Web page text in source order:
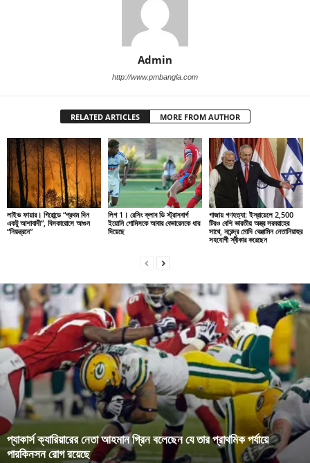
Admin
http://www.pmbangla.com
RELATED ARTICLES MORE FROM AUTHOR
লাইভ ফায়ার। গিরোন্ডে “প্রথম দিন
একটু আশাবাদী”, বিসকারোসে আগুন
“নিয়ন্ত্রনে”
লিগ 1। রেসিং ক্লাব ডি স্ট্রাসবার্গ
ইয়োনি গোমিসকে আবার বেভারেনকে ধার
দিয়েছে
গাজায় গণহত্যা: ইস্রায়েলে 2,500
টিরও বেশি ভারতীয় অস্ত্র সরবরাহের
সাথে, নরেন্দ্র মোদি বেঞ্জামিন নেতানিয়াহুর
সহযোগী স্বীকার করেছেন
প্যাকার্স ক্যারিয়ারের নেতা আহমান গ্রিন বলেছেন যে তার প্রাথমিক পর্যায়ে
পারকিনসন রোগ রয়েছে